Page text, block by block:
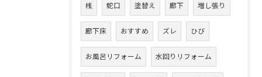
桟 蛇口 塗替え 廊下 増し張り
廊下床 おすすめ ズレ ひび
お風呂リフォーム 水回りリフォーム